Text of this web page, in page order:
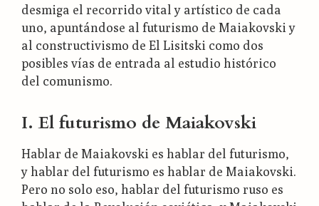
desmiga el recorrido vital y artístico de cada
uno, apuntándose al futurismo de Maiakovski y
al constructivismo de El Lisitski como dos
posibles vías de entrada al estudio histórico
del comunismo.
I. El futurismo de Maiakovski
Hablar de Maiakovski es hablar del futurismo,
y hablar del futurismo es hablar de Maiakovski.
Pero no solo eso, hablar del futurismo ruso es